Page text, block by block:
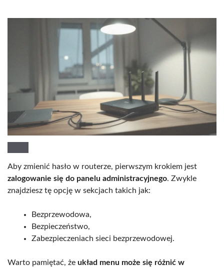
Aby zmienić hasło w routerze, pierwszym krokiem jest
zalogowanie się do panelu administracyjnego. Zwykle
znajdziesz tę opcję w sekcjach takich jak:
Bezprzewodowa,
Bezpieczeństwo,
Zabezpieczeniach sieci bezprzewodowej.
Warto pamiętać, że układ menu może się różnić w